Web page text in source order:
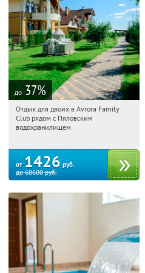
до 37%
20:17:16 Купили:
Московская обл., Мытищинский р-н,
Отдых для двоих в Avrora Family
Club рядом с Пяловским
водохранилищем
от 1426 руб.
до60600руб.